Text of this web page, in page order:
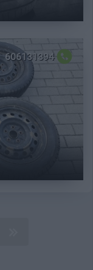
606131394